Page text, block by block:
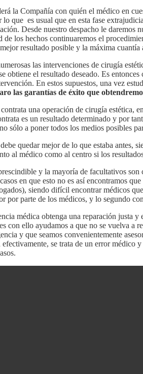
la Compañía con quién el médico en
que es usual que en esta fase
Desde nuestro despacho le daremos
de los hechos continuaremos el
resultado posible y la máxima cuantía
las intervenciones de cirugía
obtiene el resultado deseado. Es
En estos supuestos, una vez
las garantías de éxito que
una operación de cirugía estética,
es un resultado determinado y por
sólo a poner todos los medios posibles
quedar mejor de lo que estaba antes,
al médico como al centro si los
y la mayoría de facultativos son
en que esto no es así encontramos
siendo difícil encontrar médicos
por parte de los médicos, y lo segundo
médica obtenga una reparación justa
con ello ayudamos a que no se vuelva a
y que seamos convenientemente
se trata de un error médico